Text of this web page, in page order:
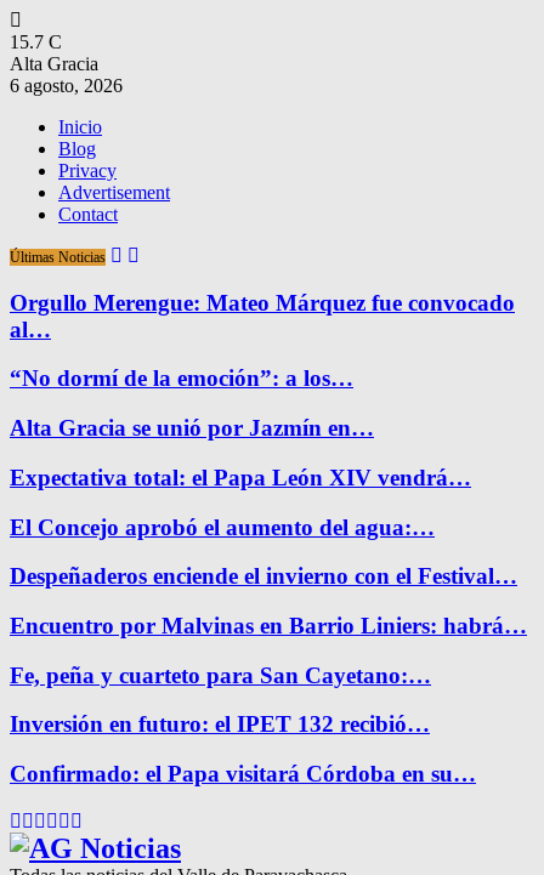
15.7 C
Alta Gracia
6 agosto, 2026
Inicio
Blog
Privacy
Advertisement
Contact
Últimas Noticias
Orgullo Merengue: Mateo Márquez fue convocado
al…
“No dormí de la emoción”: a los…
Alta Gracia se unió por Jazmín en…
Expectativa total: el Papa León XIV vendrá…
El Concejo aprobó el aumento del agua:…
Despeñaderos enciende el invierno con el Festival…
Encuentro por Malvinas en Barrio Liniers: habrá…
Fe, peña y cuarteto para San Cayetano:…
Inversión en futuro: el IPET 132 recibió…
Confirmado: el Papa visitará Córdoba en su…
Facebook
Twitter
Instagram
Pinterest
Google